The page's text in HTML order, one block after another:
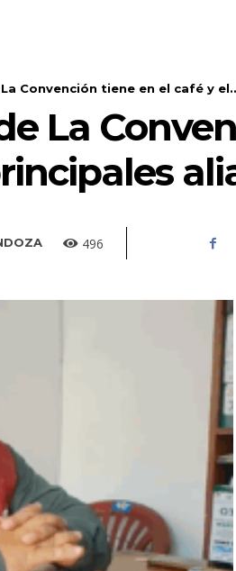
Convención tiene en el café y
La
496